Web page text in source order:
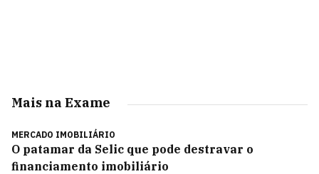
Mais na Exame
MERCADO IMOBILIÁRIO
O patamar da Selic que pode destravar o
financiamento imobiliário